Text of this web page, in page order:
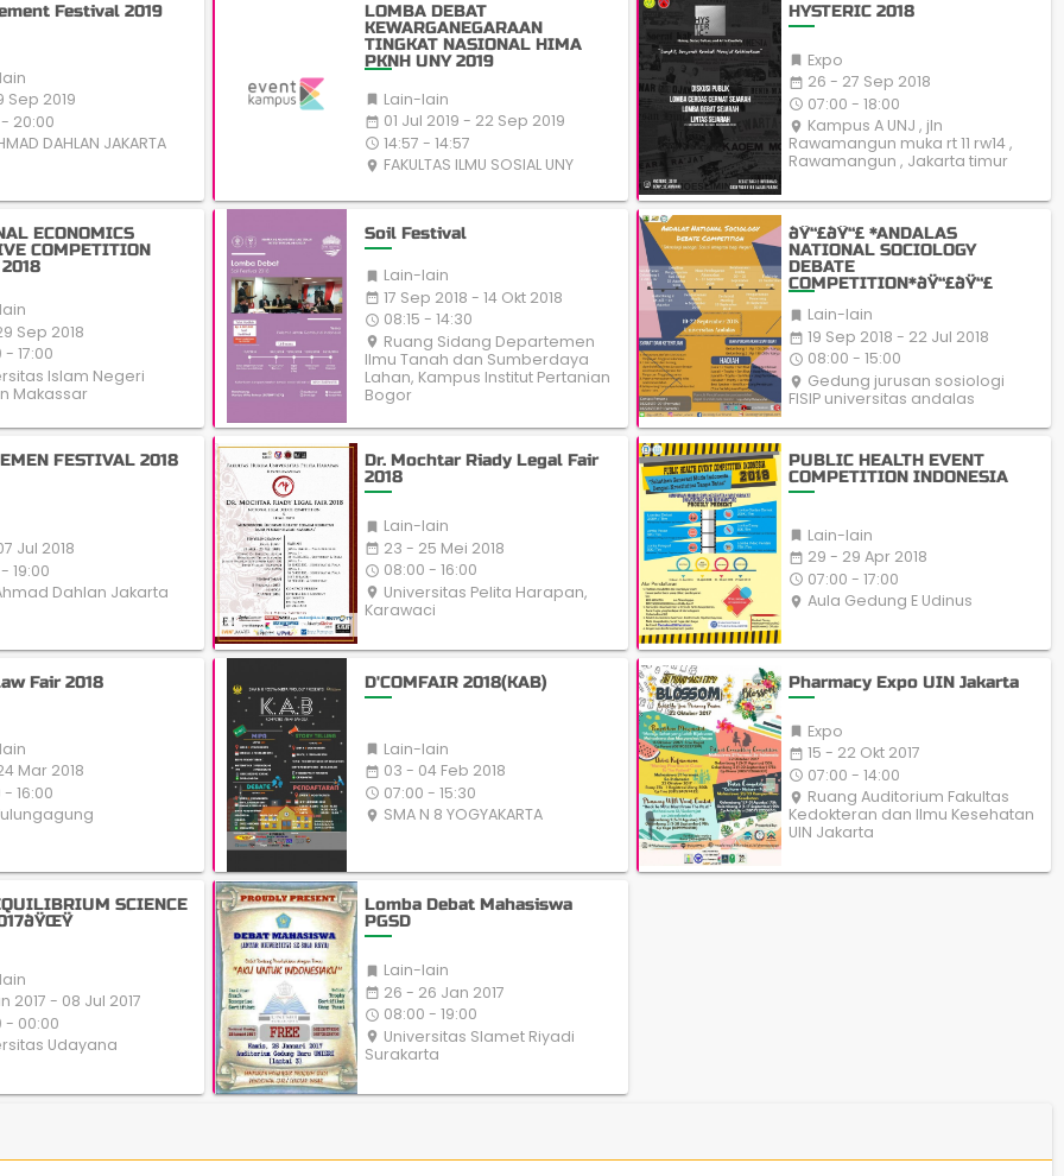
Festival 2019
Sep 2019
- 20:00
DAHLAN JAKARTA
LOMBA DEBAT
KEWARGANEGARAAN
TINGKAT NASIONAL HIMA
PKNH UNY 2019
Lain-lain
date_range 01 Jul 2019 - 22 Sep 2019
access_time 14:57 - 14:57
place FAKULTAS ILMU SOSIAL UNY
HYSTERIC 2018
Expo
date_range 26 - 27 Sep 2018
access_time 07:00 - 18:00
place Kampus A UNJ , jln
Rawamangun muka rt 11 rw14 ,
Rawamangun , Jakarta timur
ECONOMICS
COMPETITION
Sep 2018
- 17:00
Islam Negeri
Makassar
Soil Festival
 Lain-lain
date_range 17 Sep 2018 - 14 Okt 2018
access_time 08:15 - 14:30
place Ruang Sidang Departemen
Ilmu Tanah dan Sumberdaya
Lahan, Kampus Institut Pertanian
Bogor
ðŸ“£ðŸ“£ *ANDALAS
NATIONAL SOCIOLOGY
DEBATE
COMPETITION*ðŸ“£ðŸ“£
 Lain-lain
date_range 19 Sep 2018 - 22 Jul 2018
access_time 08:00 - 15:00
place Gedung jurusan sosiologi
FISIP universitas andalas
FESTIVAL 2018
Jul 2018
19:00
Dahlan Jakarta
Dr. Mochtar Riady Legal Fair
2018
 Lain-lain
date_range 23 - 25 Mei 2018
access_time 08:00 - 16:00
place Universitas Pelita Harapan,
Karawaci
PUBLIC HEALTH EVENT
COMPETITION INDONESIA
Lain-lain
date_range 29 - 29 Apr 2018
access_time 07:00 - 17:00
place Aula Gedung E Udinus
Fair 2018
Mar 2018
- 16:00
D'COMFAIR 2018(KAB)
Lain-lain
date_range 03 - 04 Feb 2018
access_time 07:00 - 15:30
place SMA N 8 YOGYAKARTA
Pharmacy Expo UIN Jakarta
Expo
date_range 15 - 22 Okt 2017
access_time 07:00 - 14:00
place Ruang Auditorium Fakultas
Kedokteran dan Ilmu Kesehatan
UIN Jakarta
SCIENCE
2017 - 08 Jul 2017
- 00:00
Udayana
Lomba Debat Mahasiswa
PGSD
 Lain-lain
date_range 26 - 26 Jan 2017
access_time 08:00 - 19:00
place Universitas Slamet Riyadi
Surakarta